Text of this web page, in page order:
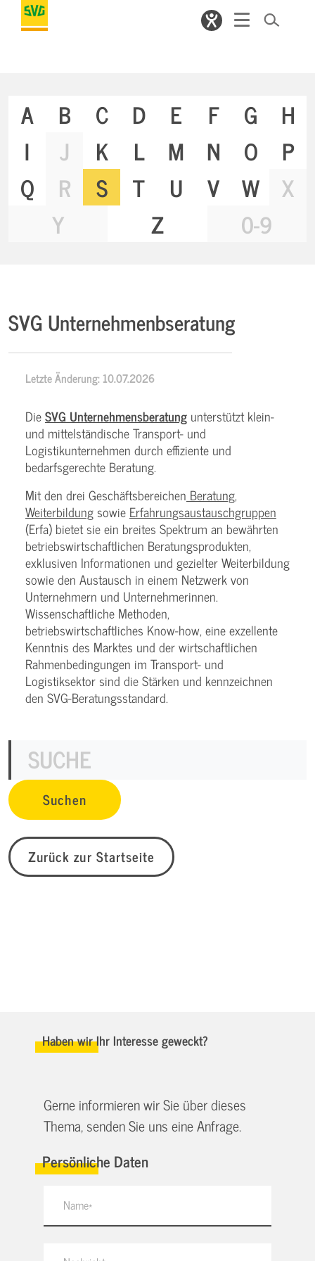
A B C D E F G
H
I
J K L M N O
P
Q
R S T U V W
X
Y
Z 0-9
SVG Unternehmenbseratung
Letzte Änderung: 10.07.2026
DieSVG Unternehmensberatung unterstützt klein-
und mittelständische Transport- und
Logistikunternehmen durch effiziente und
bedarfsgerechte Beratung.
Mit den drei Geschäftsbereichen Beratung,
Weiterbildung sowie Erfahrungsaustauschgruppen
(Erfa) bietet sie ein breites Spektrum an bewährten
betriebswirtschaftlichen Beratungsprodukten,
exklusiven Informationen und gezielter Weiterbildung
sowie den Austausch in einem Netzwerk von
Unternehmern und Unternehmerinnen.
Wissenschaftliche Methoden,
betriebswirtschaftliches Know-how, eine exzellente
Kenntnis des Marktes und der wirtschaftlichen
Rahmenbedingungen im Transport- und
Logistiksektor sind die Stärken und kennzeichnen
den SVG-Beratungsstandard.
Zurück zur Startseite
Haben wir Ihr Interesse geweckt?
Gerne informieren wir Sie über dieses
Thema, senden Sie uns eine Anfrage.
Persönliche Daten